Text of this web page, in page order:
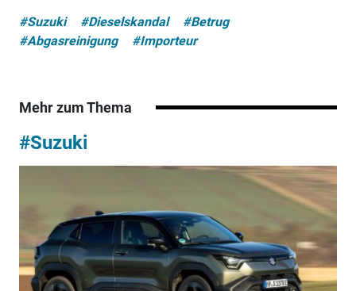
#Suzuki #Dieselskandal
#Betrug
#Abgasreinigung
#Importeur
Mehr zum Thema
#Suzuki